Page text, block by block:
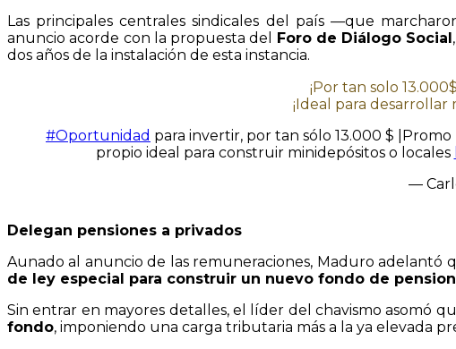
Las principales centrales sindicales del país —que
anuncio acorde con la propuesta del
Foro de Diálogo Social
dos años de la instalación de esta instancia.
¡Por tan solo
¡Ideal para
#Oportunidad para invertir, por tan sólo 13.000 $
propio ideal para construir minidepósitos o locales
—
Delegan pensiones a privados
Aunado al anuncio de las remuneraciones, Maduro adelantó
de ley especial para construir un nuevo fondo de
Sin entrar en mayores detalles, el líder del chavismo asomó
fondo, imponiendo una carga tributaria más a la ya elevada